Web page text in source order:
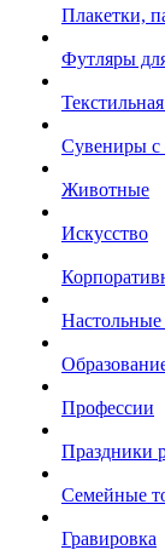
Плакетки,
Футляры
Сувениры с
Животные
Искусство
Профессии
Праздники
Семейные
Гравировка